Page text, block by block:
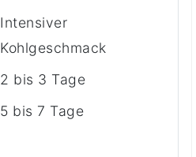
Intensiver
Kohlgeschmack
2 bis 3 Tage
5 bis 7 Tage